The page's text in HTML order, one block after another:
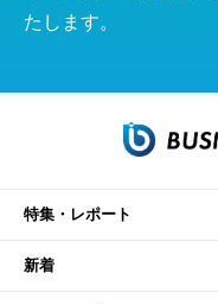
たします。
特集・レポート
新着